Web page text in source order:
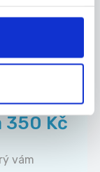
350 Kč
vám